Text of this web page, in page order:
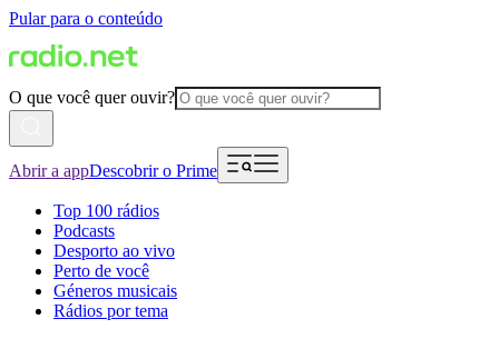
Pular para o conteúdo
O que você quer ouvir?
Abrir a appDescobrir o Prime
Top 100 rádios
Podcasts
Desporto ao vivo
Perto de você
Géneros musicais
Rádios por tema